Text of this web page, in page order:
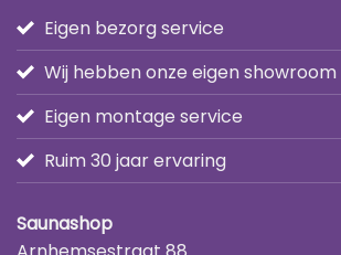
Eigen bezorg service
Wij hebben onze eigen showroom
Eigen montage service
Ruim 30 jaar ervaring
Saunashop